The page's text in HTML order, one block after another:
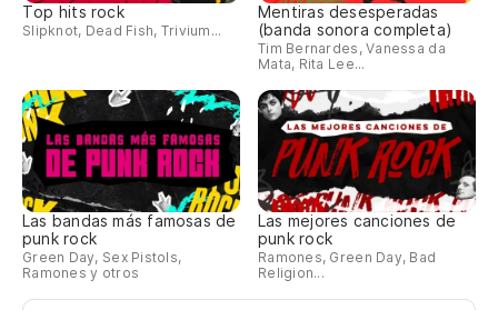
Top hits rock
Slipknot, Dead Fish, Trivium...
Mentiras desesperadas
(banda sonora completa)
Tim Bernardes, Vanessa da
Mata, Rita Lee...
Las bandas más famosas de
punk rock
Green Day, Sex Pistols,
Ramones y otros
Las mejores canciones de
punk rock
Ramones, Green Day, Bad
Religion...